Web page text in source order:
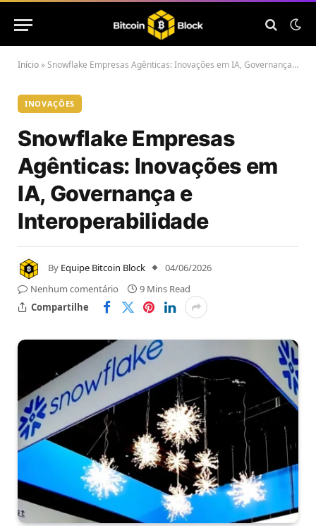
Início »Snowflake Empresas Agênticas: Inovações em IA, Governança e Interoperabilidade
INOVAÇÕES
Snowflake Empresas
Agênticas: Inovações em
IA, Governança e
Interoperabilidade
By Equipe Bitcoin Block
04/06/2026
Nenhum comentário
9 Mins Read
Compartilhe